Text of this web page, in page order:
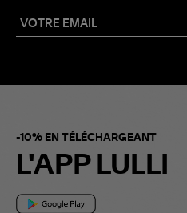
-10% EN TÉLÉCHARGEANT
L'APP LULLI